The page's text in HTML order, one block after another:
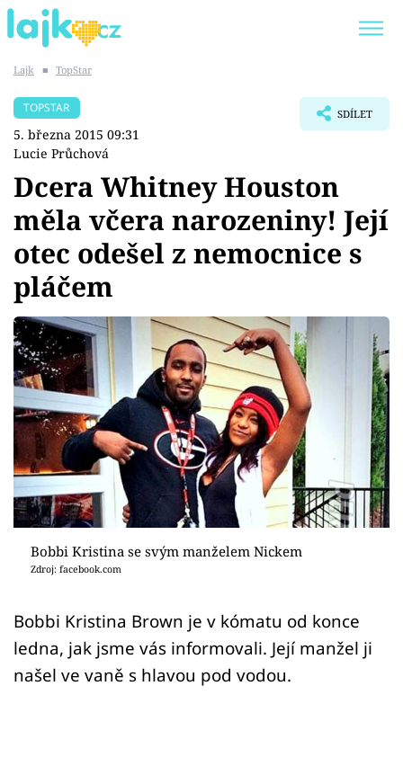
SHOPAHOLICADEL
Témata
Showbyznys
Youtubeři
Virály
Sex a vztahy
Videa
Sledujte prima+
Přihlášení
Sledujte nás
Lajk ■ TopStar
TOPSTAR
5. března 2015 09:31
Lucie Průchová
SDÍLET
Dcera Whitney Houston
měla včera narozeniny! Její
otec odešel z nemocnice s
pláčem
Bobbi Kristina se svým manželem Nickem
Zdroj: facebook.com
Bobbi Kristina Brown je v kómatu od konce
ledna, jak jsme vás informovali. Její manžel ji
našel ve vaně s hlavou pod vodou.